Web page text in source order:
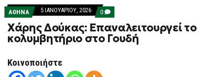
ΑΘΗΝΑ 5 ΙΑΝΟΥΑΡΊΟΥ, 2026 0 COMMENTS
ON
ΧΆΡΗΣ
ΔΟΎΚΑΣ:
ΕΠΑΝΑΛΕΙΤΟΥΡΓΕΊ
Χάρης Δούκας: Επαναλειτουργεί το
κολυμβητήριο στο Γουδή
Κοινοποιήστε